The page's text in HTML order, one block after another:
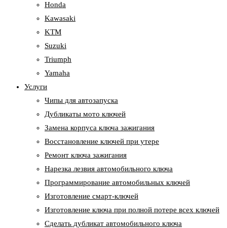
Honda
Kawasaki
KTM
Suzuki
Triumph
Yamaha
Услуги
Чипы для автозапуска
Дубликаты мото ключей
Замена корпуса ключа зажигания
Восстановление ключей при утере
Ремонт ключа зажигания
Нарезка лезвия автомобильного ключа
Программирование автомобильных ключей
Изготовление смарт-ключей
Изготовление ключа при полной потере всех ключей
Cделать дубликат автомобильного ключа